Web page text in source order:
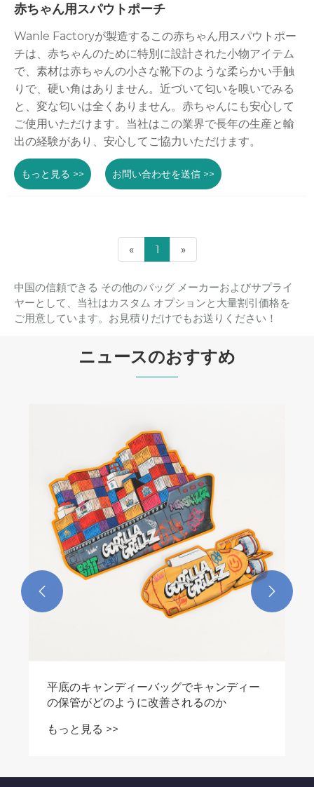
赤ちゃん用スパウトポーチ
Wanle Factoryが製造するこの赤ちゃん用スパウトポー
チは、赤ちゃんのために特別に設計された小物アイテム
で、素材は赤ちゃんの小さな靴下のような柔らかい手触
りで、硬い角はありません。近づいて匂いを嗅いでみる
と、変な匂いは全くありません。赤ちゃんにも安心して
ご使用いただけます。当社はこの業界で長年の生産と輸
出の経験があり、安心してご協力いただけます。
もっと見る >> お問い合わせを送信 >>
« 1 »
中国の信頼できる その他のバッグ メーカーおよびサプライ
ヤーとして、当社はカスタム オプションと大量割引価格を
ご用意しています。お見積りだけでもお送りください！
ニュースのおすすめ
コーヒー包装サプライヤーのための工場監
査チェックリスト: プロフェッショナル
B2B ガイド
もっと見る >>
 